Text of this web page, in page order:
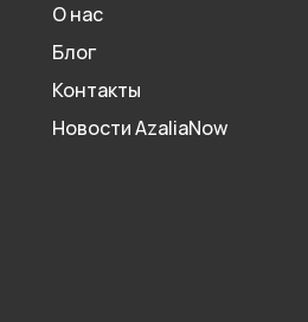
О нас
Блог
Контакты
Новости AzaliaNow